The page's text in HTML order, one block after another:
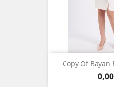
Copy Of Bayan